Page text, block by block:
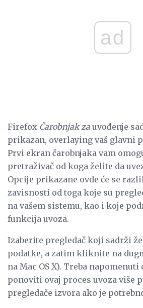
ad
Firefox Čarobnjak za uvođenje
prikazan, overlaying vaš glavni
Prvi ekran čarobnjaka vam
pretraživač od koga želite da
Opcije prikazane ovde će se
zavisnosti od toga koje su
na vašem sistemu, kao i koje
funkcija uvoza.
Izaberite pregledač koji sadrži
podatke, a zatim kliknite na
na Mac OS X). Treba napomenuti
ponoviti ovaj proces uvoza više
pregledače izvora ako je